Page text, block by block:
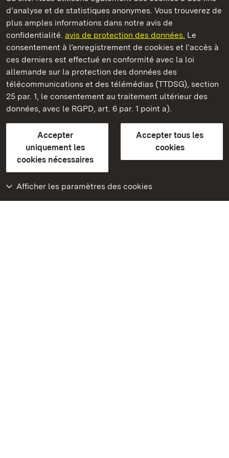
d’analyse et de statistiques anonymes. Vous trouverez de
plus amples informations dans notre avis de
confidentialité. avis de protection des données. Le
consentement à l’enregistrement de cookies et l’accès à
ces derniers est effectué en conformité avec la loi
allemande sur la protection des données des
télécommunications et des télémédias (TTDSG), section
25 par. 1, le consentement au traitement ultérieur des
données, avec le RGPD, art. 6 par. 1 point a).
Accepter
uniquement les
cookies nécessaires
Accepter tous les
cookies
Afficher les paramètres des cookies
Nouveau Château de Tettnang
Châteaux et jardins publics du Bade-Wurtemberg
FAQ et réponsesMentions légalesProtection des données
Explications sur l’accessibilité
BITV-konform (geprüfte Seiten)
plus loin
Accueil
Monuments
Rendez-nous visite